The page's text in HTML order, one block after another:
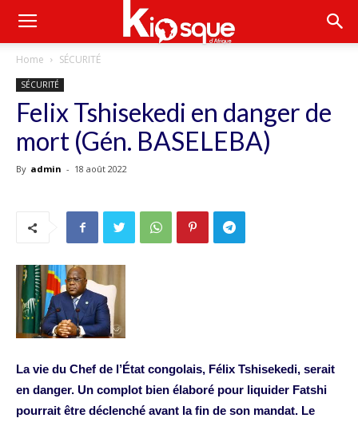
Home SÉCURITÉ
SÉCURITÉ
Felix Tshisekedi en danger de
mort (Gén. BASELEBA)
By admin - 18 août 2022
La vie du Chef de l’État congolais, Félix Tshisekedi, serait
en danger. Un complot bien élaboré pour liquider Fatshi
pourrait être déclenché avant la fin de son mandat. Le